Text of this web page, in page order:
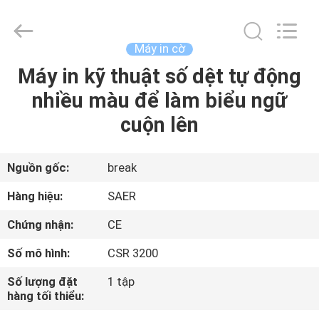
NHÀ
VIDEO
VỀ
CHÚNG
TÔI
Shanghai
Color
Máy in cờ
Máy in kỹ thuật số dệt tự động
nhiều màu để làm biểu ngữ
cuộn lên
Nguồn gốc:
break
Hàng hiệu:
SAER
Chứng nhận:
CE
Số mô hình:
CSR 3200
Số lượng đặt
hàng tối thiểu:
1 tập